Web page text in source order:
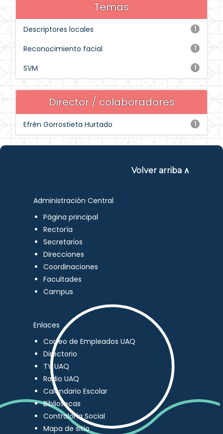
Temas
1
Descriptores locales
1
Reconocimiento facial
1
SVM
Director / colaboradores
1
Efrén Gorrostieta Hurtado
Volver arriba ∧
Administración Central
Página principal
Rectoría
Secretarios
Direcciones
Coordinaciones
Facultades
Campus
Enlaces
Correo de Empleados UAQ
Directorio
TV UAQ
Radio UAQ
Calendario Escolar
Bibliotecas
Contraloría Social
Mapa de sitio